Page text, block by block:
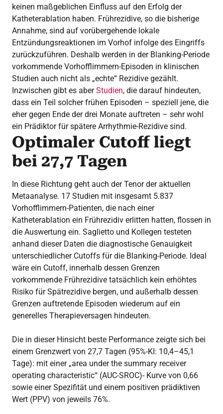
keinen maßgeblichen Einfluss auf den Erfolg der
Katheterablation haben. Frührezidive, so die bisherige
Annahme, sind auf vorübergehende lokale
Entzündungsreaktionen im Vorhof infolge des Eingriffs
zurückzuführen. Deshalb werden in der Blanking-Periode
vorkommende Vorhofflimmern-Episoden in klinischen
Studien auch nicht als „echte“ Rezidive gezählt.
Inzwischen gibt es aberStudien, die darauf hindeuten,
dass ein Teil solcher frühen Episoden – speziell jene, die
eher gegen Ende der drei Monate auftreten – sehr wohl
ein Prädiktor für spätere Arrhythmie-Rezidive sind.
Optimaler Cutoff liegt
bei 27,7 Tagen
In diese Richtung geht auch der Tenor der aktuellen
Metaanalyse. 17 Studien mit insgesamt 5.837
Vorhofflimmern-Patienten, die nach einer
Katheterablation ein Frührezidiv erlitten hatten, flossen in
die Auswertung ein. Saglietto und Kollegen testeten
anhand dieser Daten die diagnostische Genauigkeit
unterschiedlicher Cutoffs für die Blanking-Periode. Ideal
wäre ein Cutoff, innerhalb dessen Grenzen
vorkommende Frührezidive tatsächlich kein erhöhtes
Risiko für Spätrezidive bergen, und außerhalb dessen
Grenzen auftretende Episoden wiederum auf ein
generelles Therapieversagen hindeuten.
Die in dieser Hinsicht beste Performance zeigte sich bei
einem Grenzwert von 27,7 Tagen (95%-KI: 10,4–45,1
Tage): mit einer „area under the summary receiver
operating characteristic“ (AUC-SROC)- Kurve von 0,66
sowie einer Spezifität und einem positiven prädiktiven
Wert (PPV) von jeweils 76%.